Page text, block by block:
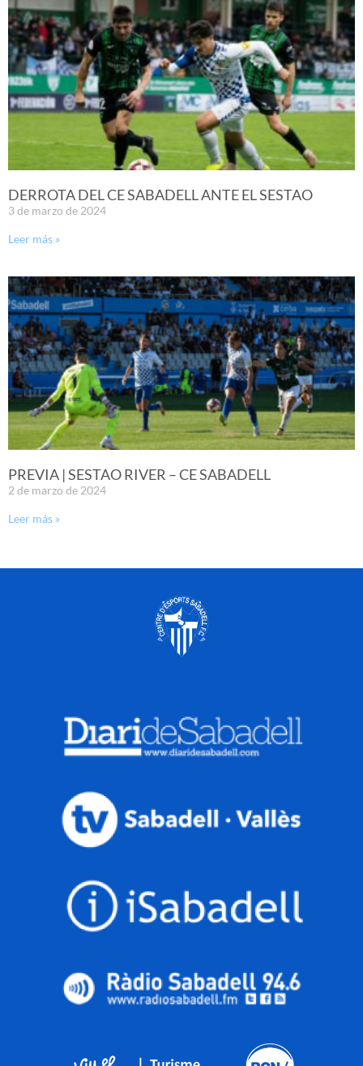
DERROTA DEL CE SABADELL ANTE EL SESTAO
3 de marzo de 2024
Leer más »
PREVIA | SESTAO RIVER – CE SABADELL
2 de marzo de 2024
Leer más »